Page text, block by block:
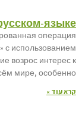
языке
операция
с использованием
возрос интерес к
мире, особенно
קרא עוד »